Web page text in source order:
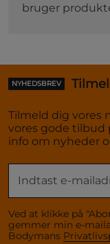
bruger
NYHEDSBREV
Tilmeld dig vores
vores gode tilbud
info om nyheder
Ved at klikke på
gemmer min e-
Bodymans